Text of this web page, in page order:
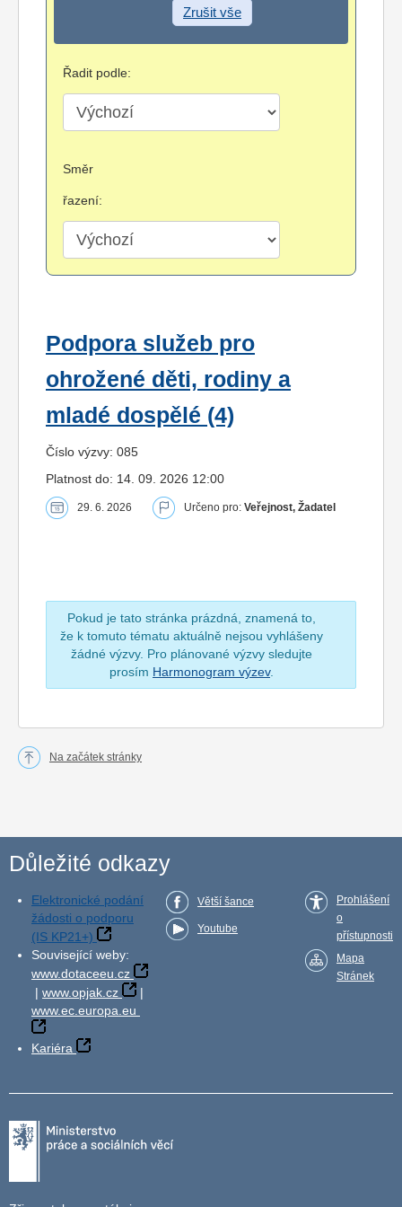
Zrušit vše
Řadit podle:
Směr
řazení:
Podpora služeb pro
ohrožené děti, rodiny a
mladé dospělé (4)
Číslo výzvy: 085
Platnost do: 14. 09. 2026 12:00
29. 6. 2026 Určeno pro: Veřejnost, Žadatel
Pokud je tato stránka prázdná, znamená to,
že k tomuto tématu aktuálně nejsou vyhlášeny
žádné výzvy. Pro plánované výzvy sledujte
prosím Harmonogram výzev.
Na začátek stránky
Důležité odkazy
Elektronické podání
žádosti o podporu
(IS KP21+)
Související weby:
www.dotaceeu.cz
| www.opjak.cz
|
www.ec.europa.eu
Kariéra
Větší šance
Youtube
Prohlášení
o
přístupnosti
Mapa
Stránek